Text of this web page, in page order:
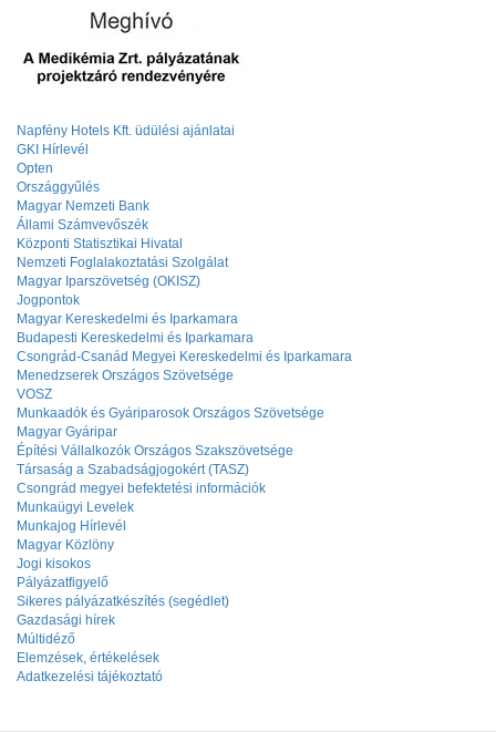
Napfény Hotels Kft. üdülési ajánlatai
GKI Hírlevél
Opten
Országgyűlés
Magyar Nemzeti Bank
Állami Számvevőszék
Központi Statisztikai Hivatal
Nemzeti Foglalakoztatási Szolgálat
Magyar Iparszövetség (OKISZ)
Jogpontok
Magyar Kereskedelmi és Iparkamara
Budapesti Kereskedelmi és Iparkamara
Csongrád-Csanád Megyei Kereskedelmi és Iparkamara
Menedzserek Országos Szövetsége
VOSZ
Munkaadók és Gyáriparosok Országos Szövetsége
Magyar Gyáripar
Építési Vállalkozók Országos Szakszövetsége
Társaság a Szabadságjogokért (TASZ)
Csongrád megyei befektetési információk
Munkaügyi Levelek
Munkajog Hírlevél
Magyar Közlöny
Jogi kisokos
Pályázatfigyelő
Sikeres pályázatkészítés (segédlet)
Gazdasági hírek
Múltidéző
Elemzések, értékelések
Adatkezelési tájékoztató